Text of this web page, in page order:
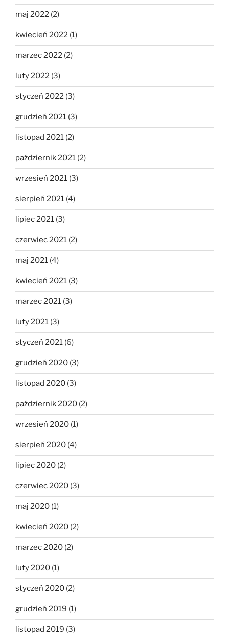
maj 2022 (2)
kwiecień 2022 (1)
marzec 2022 (2)
luty 2022 (3)
styczeń 2022 (3)
grudzień 2021 (3)
listopad 2021 (2)
październik 2021 (2)
wrzesień 2021 (3)
sierpień 2021 (4)
lipiec 2021 (3)
czerwiec 2021 (2)
maj 2021 (4)
kwiecień 2021 (3)
marzec 2021 (3)
luty 2021 (3)
styczeń 2021 (6)
grudzień 2020 (3)
listopad 2020 (3)
październik 2020 (2)
wrzesień 2020 (1)
sierpień 2020 (4)
lipiec 2020 (2)
czerwiec 2020 (3)
maj 2020 (1)
kwiecień 2020 (2)
marzec 2020 (2)
luty 2020 (1)
styczeń 2020 (2)
grudzień 2019 (1)
listopad 2019 (3)